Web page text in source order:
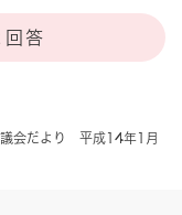
議会だより 平成14年1月
回答